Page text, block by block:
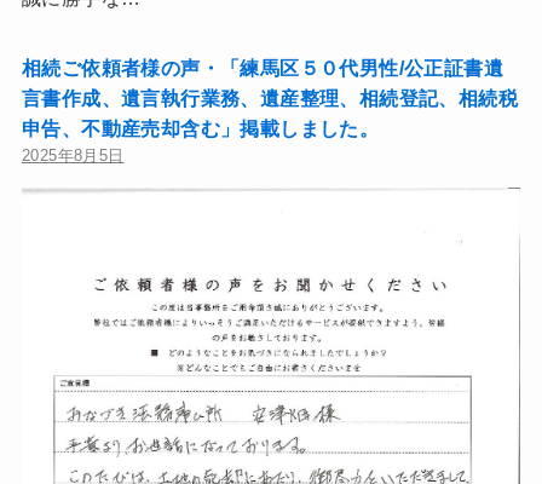
相続ご依頼者様の声・「練馬区５０代男性/公正証書遺
言書作成、遺言執行業務、遺産整理、相続登記、相続税
申告、不動産売却含む」掲載しました。
2025年8月5日